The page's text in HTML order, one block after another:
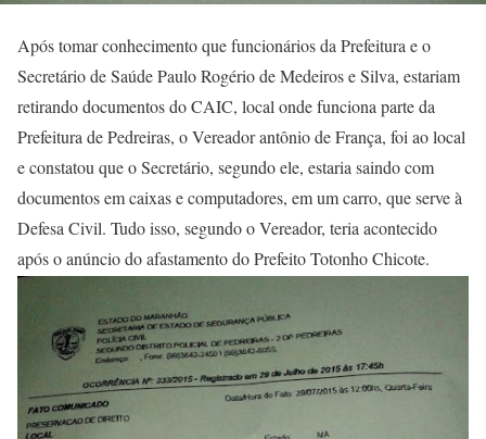
Após tomar conhecimento que funcionários da Prefeitura e o
Secretário de Saúde Paulo Rogério de Medeiros e Silva, estariam
retirando documentos do CAIC, local onde funciona parte da
Prefeitura de Pedreiras, o Vereador antônio de França, foi ao local
e constatou que o Secretário, segundo ele, estaria saindo com
documentos em caixas e computadores, em um carro, que serve à
Defesa Civil. Tudo isso, segundo o Vereador, teria acontecido
após o anúncio do afastamento do Prefeito Totonho Chicote.